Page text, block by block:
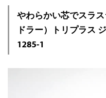
やわらかい芯でスラス
ドラー）トリプラス
1285-1